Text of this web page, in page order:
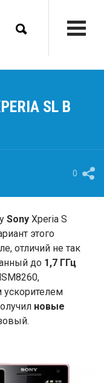
SL В
0
Sony Xperia S
этого
отличий не так
до 1,7 ГГц
новые